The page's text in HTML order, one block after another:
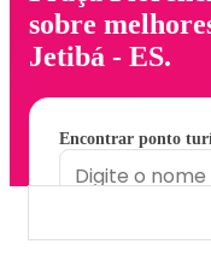
sobre
Jetibá - ES.
Encontrar ponto